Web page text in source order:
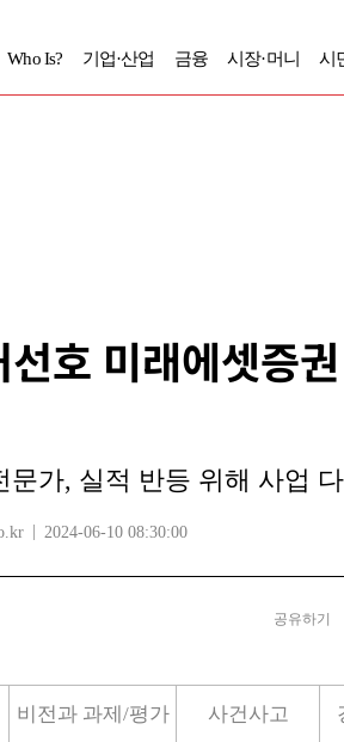
Who Is? 기업·산업 금융 시장·머니 시
호 미래에셋증
가, 실적 반등 위해 사업
2024-06-10 08:30:00
공유하기
비전과 과제/평가 사건사고